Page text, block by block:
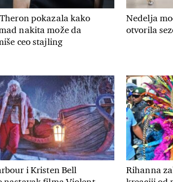
pokazala kako
nakita može da
ceo stajling
Nedelja
otvorila
i Kristen Bell
Rihanna